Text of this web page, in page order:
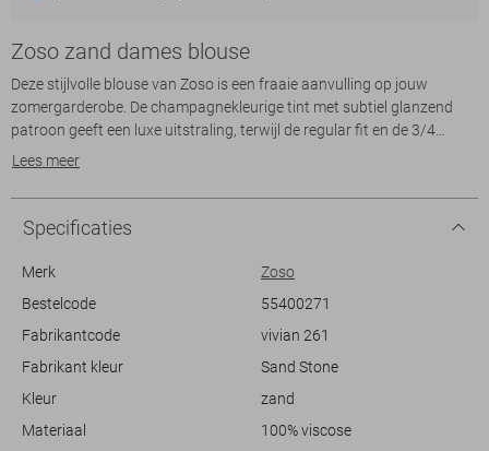
Zoso zand dames blouse
Deze stijlvolle blouse van Zoso is een fraaie aanvulling op jouw
zomergarderobe. De champagnekleurige tint met subtiel glanzend
patroon geeft een luxe uitstraling, terwijl de regular fit en de 3/4
mouwen zorgen voor ultiem comfort. Het materiaal van 100% viscose
maakt voor een casual dagje uit of een ontspannen avond met
vrienden. De klassieke puntkraag en de knoopsluiting maken het
geheel compleet en geven een eigentijdse twist aan je look.
Met zijn lichte glans is de Zoso blouse makkelijk te combineren met
een jeans of een meer verfijnde uitstraling met een nette rok, dit
veelzijdige kledingstuk past zich moeiteloos aan elke situatie aan.
Dankzij de normale lengte kun je de blouse zowel in als over je broek
luchtige look wilt creëren.
Lees meer
Specificaties
Merk
Zoso
Bestelcode
55400271
Fabrikantcode
vivian 261
Fabrikant kleur
Sand Stone
Kleur
zand
Materiaal
100% viscose